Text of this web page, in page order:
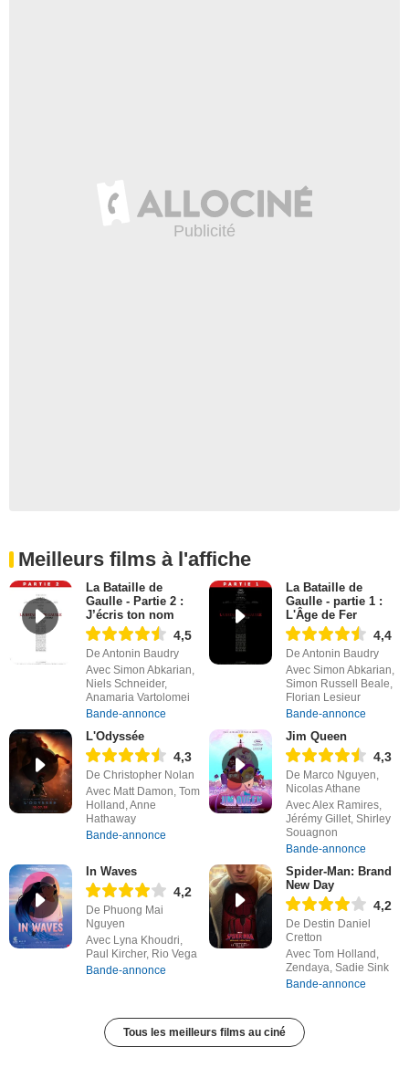
Meilleurs films à l'affiche
La Bataille de
Gaulle - Partie 2 :
J’écris ton nom
4,5
De Antonin Baudry
Avec Simon Abkarian,
Niels Schneider,
Anamaria Vartolomei
Bande-annonce
La Bataille de
Gaulle - partie 1 :
L'Âge de Fer
4,4
De Antonin Baudry
Avec Simon Abkarian,
Simon Russell Beale,
Florian Lesieur
Bande-annonce
L'Odyssée
4,3
De Christopher Nolan
Avec Matt Damon, Tom
Holland, Anne
Hathaway
Bande-annonce
Jim Queen
4,3
De Marco Nguyen,
Nicolas Athane
Avec Alex Ramires,
Jérémy Gillet, Shirley
Souagnon
Bande-annonce
In Waves
4,2
De Phuong Mai
Nguyen
Avec Lyna Khoudri,
Paul Kircher, Rio Vega
Bande-annonce
Spider-Man: Brand
New Day
4,2
De Destin Daniel
Cretton
Avec Tom Holland,
Zendaya, Sadie Sink
Bande-annonce
Tous les meilleurs films au ciné